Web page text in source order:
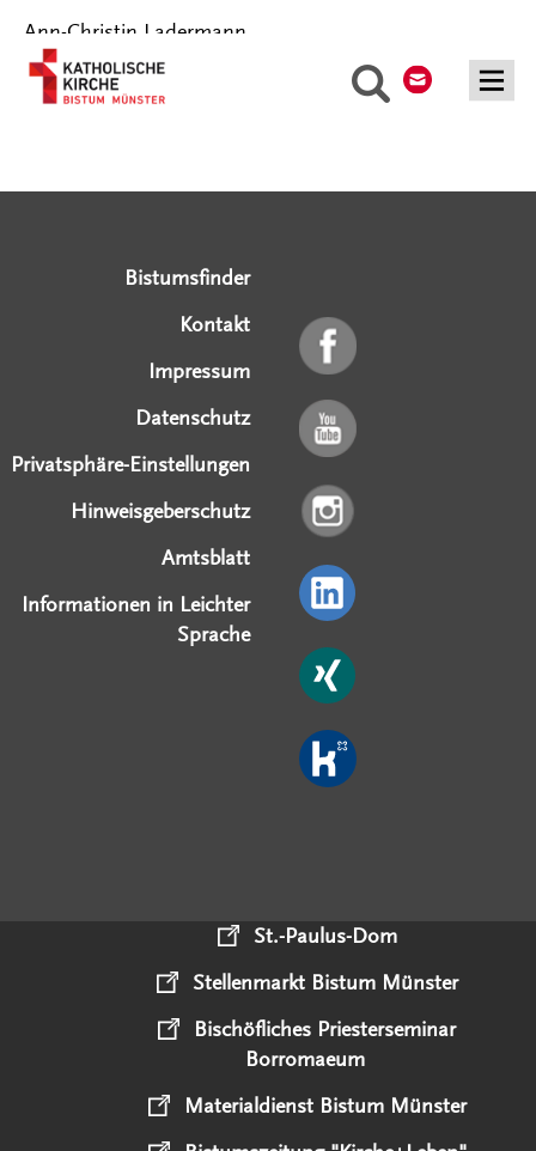
Suche
Ann-Christin Ladermann
Bistumsfinder
Kontakt
Impressum
Datenschutz
Privatsphäre-Einstellungen
Hinweisgeberschutz
Amtsblatt
Informationen in Leichter
Sprache
St.-Paulus-Dom
Stellenmarkt Bistum Münster
Bischöfliches Priesterseminar
Borromaeum
Materialdienst Bistum Münster